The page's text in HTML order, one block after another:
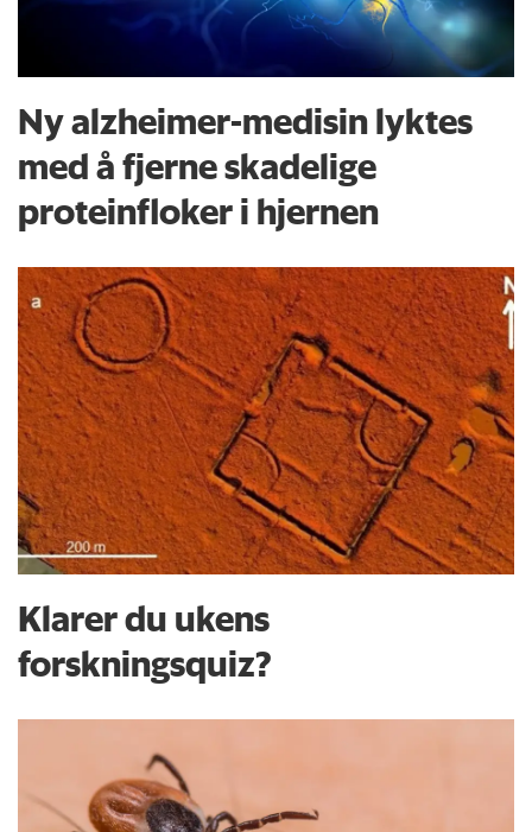
Ny alzheimer-medisin lyktes
med å fjerne skadelige
proteinfloker i hjernen
Klarer du ukens
forskningsquiz?